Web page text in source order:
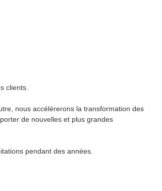
clients.
nous accélérerons la transformation des
de nouvelles et plus grandes
pendant des années.